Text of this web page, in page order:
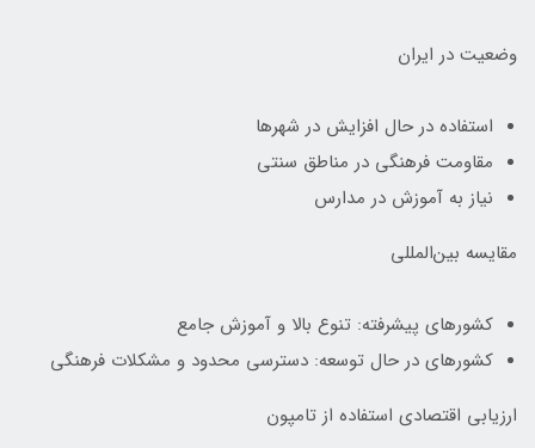
وضعیت در ایران
استفاده در حال افزایش در شهرها
مقاومت فرهنگی در مناطق سنتی
نیاز به آموزش در مدارس
مقایسه بین‌المللی
کشورهای پیشرفته: تنوع بالا و آموزش جامع
کشورهای در حال توسعه: دسترسی محدود و مشکلات فرهنگی
ارزیابی اقتصادی استفاده از تامپون